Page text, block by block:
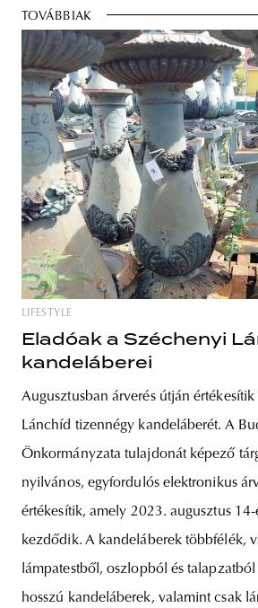
TOVÁBBIAK
LIFESTYLE
Eladóak a Széchenyi
kandeláberei
Augusztusban árverés útján értékesítik
Lánchíd tizennégy kandeláberét. A
Önkormányzata tulajdonát képező
nyilvános, egyfordulós elektronikus
értékesítik, amely 2023. augusztus
kezdődik. A kandeláberek többfélék,
lámpatestből, oszlopból és
hosszú kandeláberek, valamint csak